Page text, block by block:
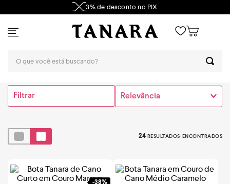
3% de desconto no PIX
Filtrar Relevância
24
-38%